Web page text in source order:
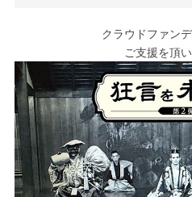
クラウドファン
ご支援を頂